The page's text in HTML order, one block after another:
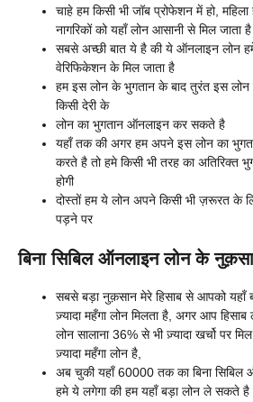
चाहे हम किसी भी जॉब प्रोफेशन में हो, महिला
नागरिकों को यहाँ लोन आसानी से मिल जाता है
सबसे अच्छी बात ये है की ये ऑनलाइन लोन
वेरिफिकेशन के मिल जाता है
हम इस लोन के भुगतान के बाद तुरंत इस
किसी देरी के
लोन का भुगतान ऑनलाइन कर सकते है
यहाँ तक की अगर हम अपने इस लोन का
करते है तो हमे किसी भी तरह का अतिरिक्त
होगी
दोस्तों हम ये लोन अपने किसी भी ज़रूरत के
पड़ने पर
बिना सिबिल ऑनलाइन लोन के
सबसे बड़ा नुक़सान मेरे हिसाब से आपको यहाँ
ज़्यादा महँगा लोन मिलता है, अगर आप
लोन सालाना 36% से भी ज़्यादा खर्चो पर
ज़्यादा महँगा लोन है,
अब चुकी यहाँ 60000 तक का बिना सिबिल
हमे ये लगेगा की हम यहाँ बड़ा लोन ले सकते